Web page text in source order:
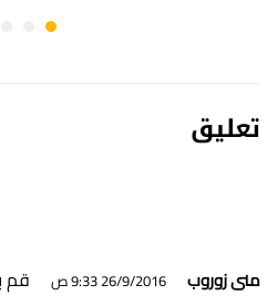
تعليق
منى زوروب 26/9/2016 9:33 ص
قم